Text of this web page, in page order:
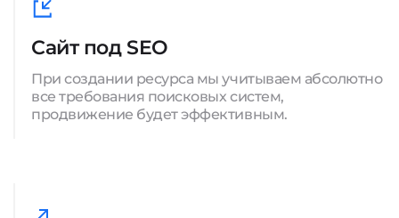
Сайт под SEO
При создании ресурса мы учитываем абсолютно
все требования поисковых систем,
продвижение будет эффективным.